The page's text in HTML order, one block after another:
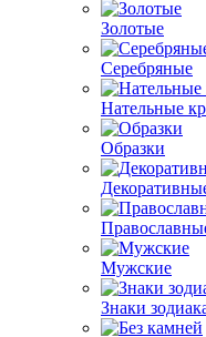
Золотые
Серебряные
Нательные
Образки
Мужские
Знаки